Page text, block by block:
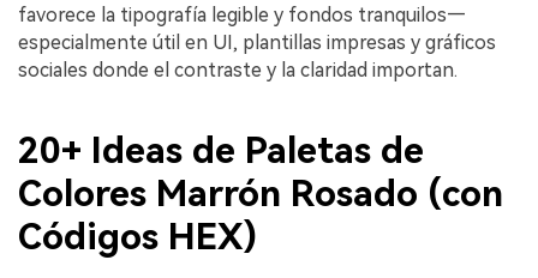
favorece la tipografía legible y fondos tranquilos—
especialmente útil en UI, plantillas impresas y gráficos
sociales donde el contraste y la claridad importan.
20+ Ideas de Paletas de
Colores Marrón Rosado (con
Códigos HEX)